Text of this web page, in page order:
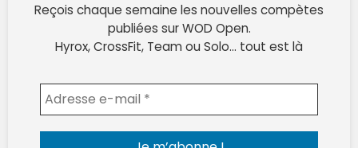
Reçois chaque semaine les nouvelles compètes
publiées sur WOD Open.
Hyrox, CrossFit, Team ou Solo… tout est là